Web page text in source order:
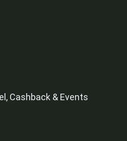
Cashback & Events